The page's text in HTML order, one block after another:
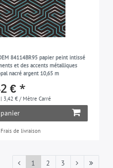
84114BR95 papier peint intissé
et des accents métalliques
nacré argent 10,65 m
€ *
| 3,42 € / Mètre Carré
Frais de livraison
1 2 3